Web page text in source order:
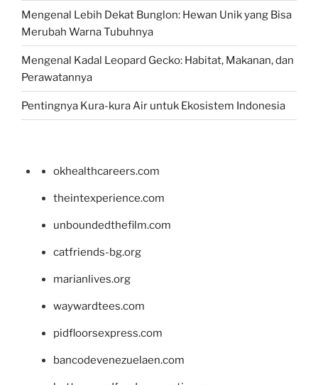
Mengenal Lebih Dekat Bunglon: Hewan Unik yang Bisa
Merubah Warna Tubuhnya
Mengenal Kadal Leopard Gecko: Habitat, Makanan, dan
Perawatannya
Pentingnya Kura-kura Air untuk Ekosistem Indonesia
okhealthcareers.com
theintexperience.com
unboundedthefilm.com
catfriends-bg.org
marianlives.org
waywardtees.com
pidfloorsexpress.com
bancodevenezuelaen.com